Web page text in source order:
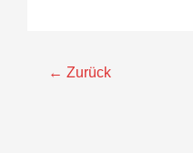
← Zurück